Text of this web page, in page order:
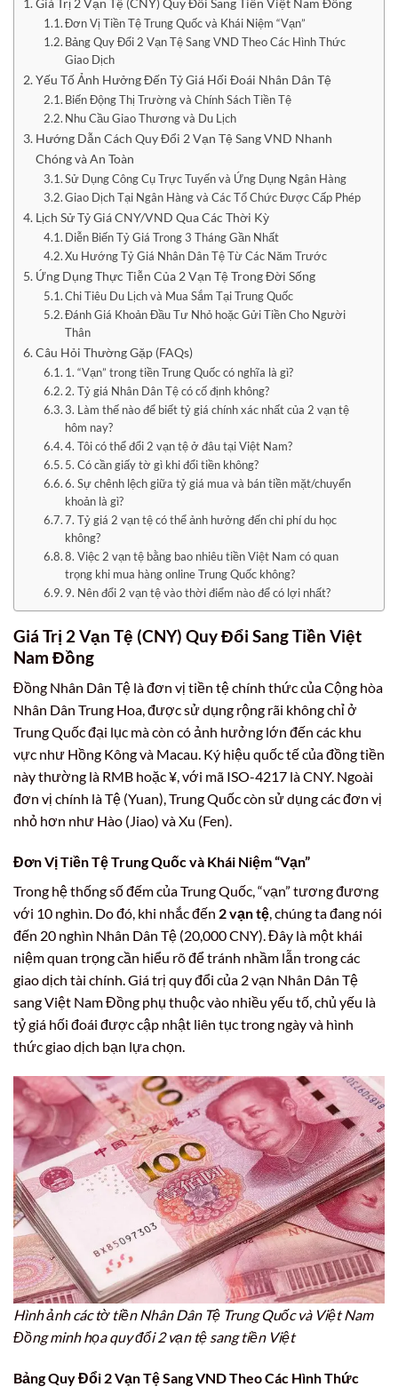
Đơn Vị Tiền Tệ Trung Quốc và Khái Niệm “Vạn”
Bảng Quy Đổi 2 Vạn Tệ Sang VND Theo Các Hình Thức
Giao Dịch
Yếu Tố Ảnh Hưởng Đến Tỷ Giá Hối Đoái Nhân Dân Tệ
Biến Động Thị Trường và Chính Sách Tiền Tệ
Nhu Cầu Giao Thương và Du Lịch
Hướng Dẫn Cách Quy Đổi 2 Vạn Tệ Sang VND Nhanh
Chóng và An Toàn
Sử Dụng Công Cụ Trực Tuyến và Ứng Dụng Ngân Hàng
Giao Dịch Tại Ngân Hàng và Các Tổ Chức Được Cấp Phép
Lịch Sử Tỷ Giá CNY/VND Qua Các Thời Kỳ
Diễn Biến Tỷ Giá Trong 3 Tháng Gần Nhất
Xu Hướng Tỷ Giá Nhân Dân Tệ Từ Các Năm Trước
Ứng Dụng Thực Tiễn Của 2 Vạn Tệ Trong Đời Sống
Chi Tiêu Du Lịch và Mua Sắm Tại Trung Quốc
Đánh Giá Khoản Đầu Tư Nhỏ hoặc Gửi Tiền Cho Người
Thân
Câu Hỏi Thường Gặp (FAQs)
1. “Vạn” trong tiền Trung Quốc có nghĩa là gì?
2. Tỷ giá Nhân Dân Tệ có cố định không?
3. Làm thế nào để biết tỷ giá chính xác nhất của 2 vạn tệ
hôm nay?
4. Tôi có thể đổi 2 vạn tệ ở đâu tại Việt Nam?
5. Có cần giấy tờ gì khi đổi tiền không?
6. Sự chênh lệch giữa tỷ giá mua và bán tiền mặt/chuyển
khoản là gì?
7. Tỷ giá 2 vạn tệ có thể ảnh hưởng đến chi phí du học
không?
8. Việc 2 vạn tệ bằng bao nhiêu tiền Việt Nam có quan
trọng khi mua hàng online Trung Quốc không?
9. Nên đổi 2 vạn tệ vào thời điểm nào để có lợi nhất?
Giá Trị 2 Vạn Tệ (CNY) Quy Đổi Sang Tiền Việt
Nam Đồng
Đồng Nhân Dân Tệ là đơn vị tiền tệ chính thức của Cộng hòa
Nhân Dân Trung Hoa, được sử dụng rộng rãi không chỉ ở
Trung Quốc đại lục mà còn có ảnh hưởng lớn đến các khu
vực như Hồng Kông và Macau. Ký hiệu quốc tế của đồng tiền
này thường là RMB hoặc ¥, với mã ISO-4217 là CNY. Ngoài
đơn vị chính là Tệ (Yuan), Trung Quốc còn sử dụng các đơn vị
nhỏ hơn như Hào (Jiao) và Xu (Fen).
Đơn Vị Tiền Tệ Trung Quốc và Khái Niệm “Vạn”
Trong hệ thống số đếm của Trung Quốc, “vạn” tương đương
với 10 nghìn. Do đó, khi nhắc đến 2 vạn tệ, chúng ta đang nói
đến 20 nghìn Nhân Dân Tệ (20,000 CNY). Đây là một khái
niệm quan trọng cần hiểu rõ để tránh nhầm lẫn trong các
giao dịch tài chính. Giá trị quy đổi của 2 vạn Nhân Dân Tệ
sang Việt Nam Đồng phụ thuộc vào nhiều yếu tố, chủ yếu là
tỷ giá hối đoái được cập nhật liên tục trong ngày và hình
thức giao dịch bạn lựa chọn.
Hình ảnh các tờ tiền Nhân Dân Tệ Trung Quốc và Việt Nam
Đồng minh họa quy đổi 2 vạn tệ sang tiền Việt
Bảng Quy Đổi 2 Vạn Tệ Sang VND Theo Các Hình Thức